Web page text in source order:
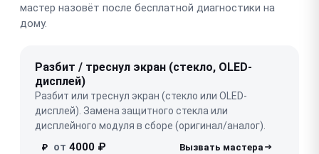
мастер назовёт после бесплатной диагностики на
дому.
Разбит / треснул экран (стекло, OLED-
дисплей)
Разбит или треснул экран (стекло или OLED-
дисплей). Замена защитного стекла или
дисплейного модуля в сборе (оригинал/аналог).
₽ от 4000 ₽